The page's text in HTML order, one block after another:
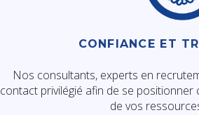
CONFIANCE ET
Nos consultants, experts en
contact privilégié afin de se
de vos